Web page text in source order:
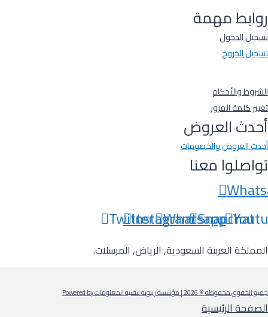
روابط مهمة
تسجيل الدخول
تسجيل الخروج
الشروط والأحكام
تغيير كلمة المرور
أحدث العروض
أحدث العروض والخصومات
تواصلوا معنا
Snapchat
Whatsapp
Instagram
Twitter
المملكة العربية السعودية, الرياض, المرسلات.
جميع الحقوق محفوظة © 2026 | مؤسسة زيتونة لتقنية المعلومات Powered by
الصفحة الرئيسية